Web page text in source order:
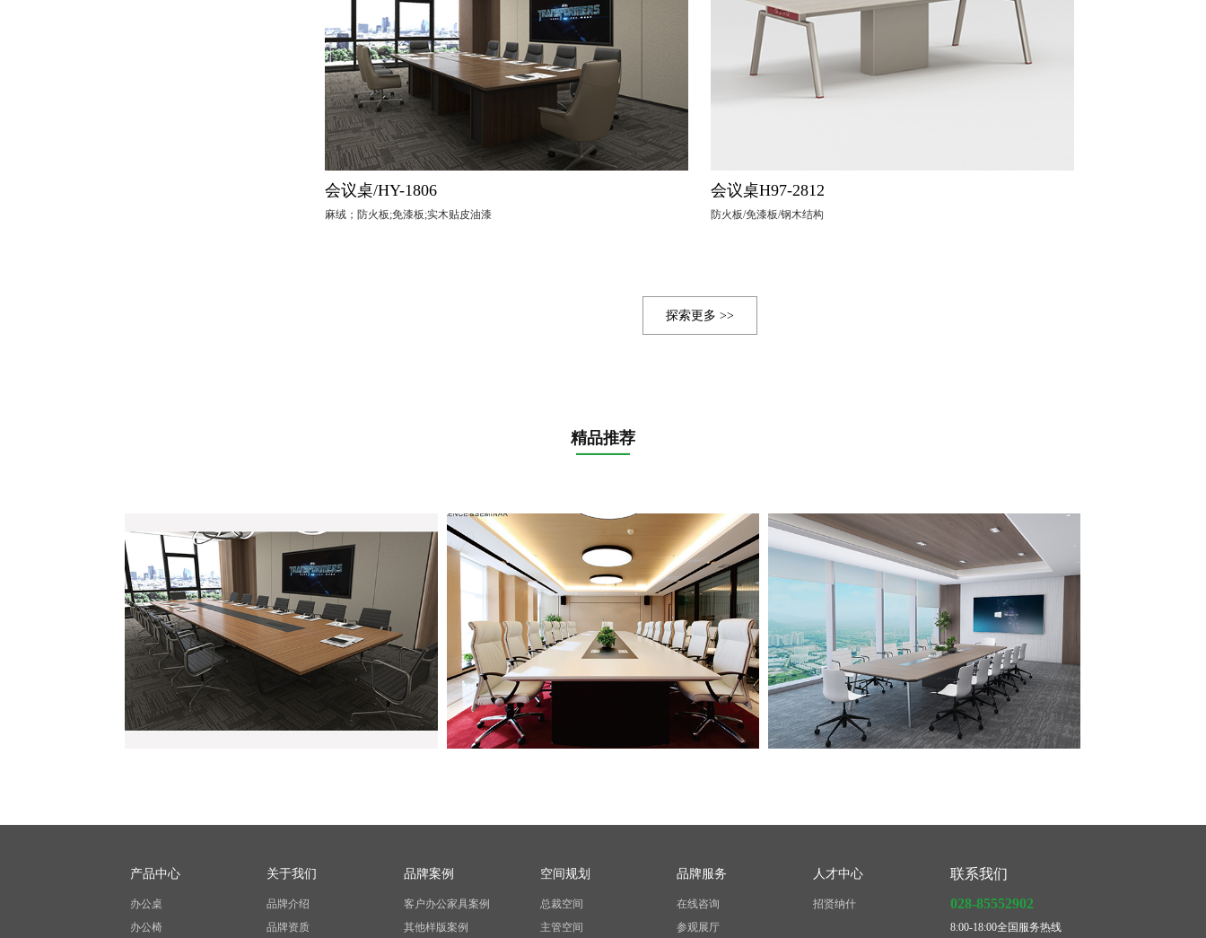
会议桌/HY-1806
麻绒；防火板;免漆板;实木贴皮油漆
会议桌H97-2812
防火板/免漆板/钢木结构
探索更多 >>
精品推荐
产品中心
办公桌
办公椅
关于我们
品牌介绍
品牌资质
品牌案例
客户办公家具案例
其他样版案例
空间规划
总裁空间
主管空间
品牌服务
在线咨询
参观展厅
人才中心
招贤纳什
联系我们
028-85552902
8:00-18:00全国服务热线